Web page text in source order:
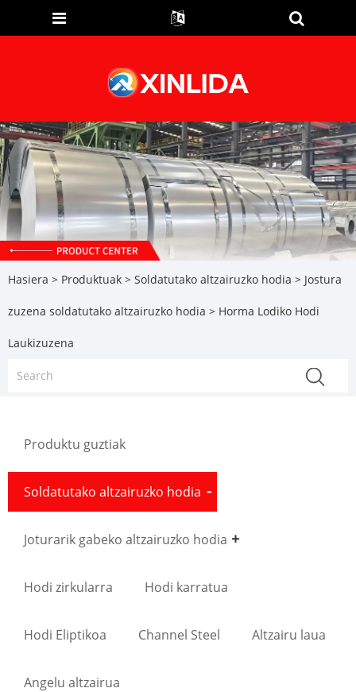
Hasiera > Produktuak > Soldatutako altzairuzko hodia > Jostura
zuzena soldatutako altzairuzko hodia > Horma Lodiko Hodi
Laukizuzena
Produktu guztiak
Soldatutako altzairuzko hodia
Joturarik gabeko altzairuzko hodia
Hodi zirkularra Hodi karratua
Hodi Eliptikoa Channel Steel Altzairu laua
Angelu altzairua